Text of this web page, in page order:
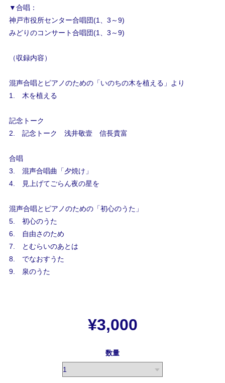
▼合唱：
神戸市役所センター合唱団(1、3～9)
みどりのコンサート合唱団(1、3～9)
（収録内容）
混声合唱とピアノのための「いのちの木を植える」より
1. 木を植える
記念トーク
2. 記念トーク 浅井敬壹 信長貴富
合唱
3. 混声合唱曲「夕焼け」
4. 見上げてごらん夜の星を
混声合唱とピアノのための「初心のうた」
5. 初心のうた
6. 自由さのため
7. とむらいのあとは
8. でなおすうた
9. 泉のうた
¥3,000
数量